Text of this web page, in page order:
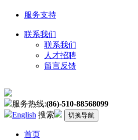
服务支持
联系我们
联系我们
人才招聘
留言反馈
服务热线:(86)-510-88568099
English 搜索 切换导航
首页